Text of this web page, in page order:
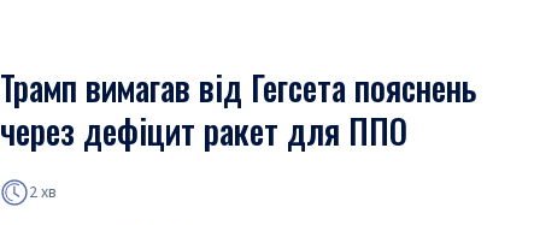
Трамп вимагав від Гегсета пояснень
через дефіцит ракет для ППО
2 хв